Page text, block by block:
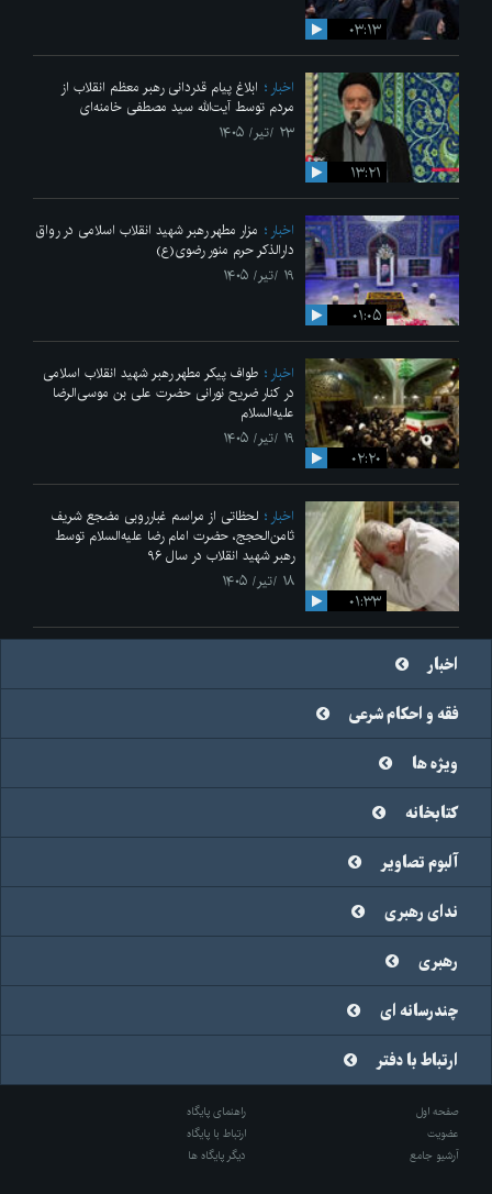
۰۳:۱۳
۱۳:۲۱
اخبار
ابلاغ پیام قدردانی رهبر معظم انقلاب از
مردم توسط آیت‌الله سید مصطفی خامنه‌ای
۲۳ /تیر/ ۱۴۰۵
۰۱:۰۵
اخبار
مزار مطهر رهبر شهید انقلاب اسلامی در رواق
دارالذکر حرم منور رضوی(ع)
۱۹ /تیر/ ۱۴۰۵
۰۲:۲۰
اخبار
طواف پیکر مطهر رهبر شهید انقلاب اسلامی
در کنار ضریح نورانی حضرت علی‌ بن موسی‌الرضا
علیه‌السلام
۱۹ /تیر/ ۱۴۰۵
۰۱:۳۳
اخبار
لحظاتی از مراسم غبارروبی مضجع شریف
ثامن‌الحجج، حضرت امام رضا علیه‌السلام توسط
رهبر شهید انقلاب در سال ۹۶
۱۸ /تیر/ ۱۴۰۵
اخبار
فقه و احکام شرعی
ویژه ها
کتابخانه
آلبوم تصاویر
ندای رهبری
رهبری
چندرسانه ای
ارتباط با دفتر
صفحه اول
راهنمای پایگاه
عضویت
ارتباط با پایگاه
آرشیو جامع
دیگر پایگاه ها